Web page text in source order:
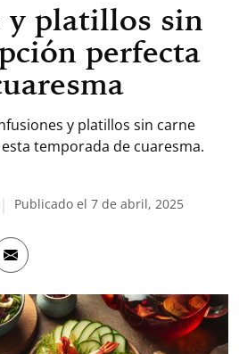
y platillos sin
perfecta
y platillos sin carne
temporada de cuaresma.
Publicado el 7 de abril, 2025